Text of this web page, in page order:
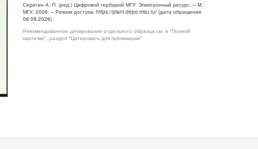
Серегин А. П. (ред.) Цифровой гербарий МГУ: Электронный ресурс. – М.:
МГУ, 2026. – Режим доступа: https://plant.depo.msu.ru/ (дата обращения
06.08.2026)
Рекомендованное цитирование отдельного образца см. в "Полной
карточке", раздел "Цитировать для публикации"